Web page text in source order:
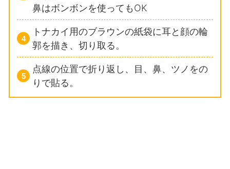
鼻はボンボンを使ってもOK
トナカイ用のブラウンの紙袋に耳と顔の輪
郭を描き、切り取る。
点線の位置で折り返し、目、鼻、ツノをの
りで貼る。